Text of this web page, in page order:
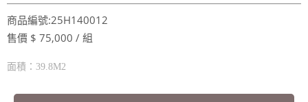
商品編號:25H140012
售價 $ 75,000 / 組
面積：39.8M2